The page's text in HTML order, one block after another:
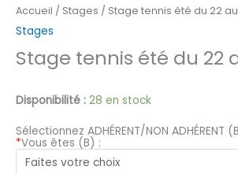
Accueil / Stages / Stage tennis été du 22
Stages
Stage tennis été du 22
Disponibilité : 28 en stock
Sélectionnez ADHÉRENT/NON ADHÉRENT
*Vous êtes (B) :